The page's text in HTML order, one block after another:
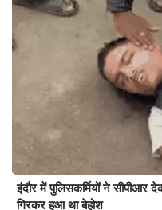
इंदौर में पुलिसकर्मियों ने सीपीआर
गिरकर हुआ था बेहोश